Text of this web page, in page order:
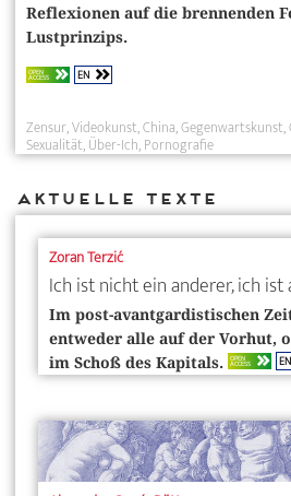
Reflexionen auf die brennenden
Lustprinzips.
OPEN
ACCESS EN
Zensur Videokunst China Gegenwartskunst
Sexualität Über-Ich Pornografie
Aktuelle Texte
Zoran Terzić
Ich ist nicht ein anderer, ich ist
Im post-avantgardistischen
entweder alle auf der Vorhut,
im Schoß des Kapitals. OPEN
ACCESS EN